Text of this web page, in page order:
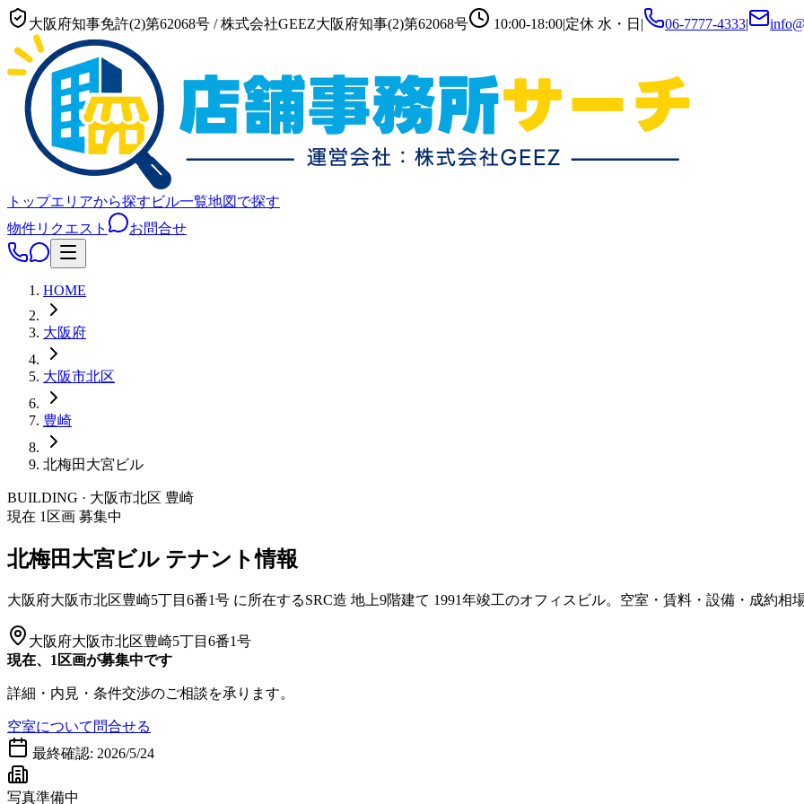
大阪府知事免許(2)第62068号 /株式会社GEEZ大阪府知事(2)第62068号 10:00-18:00|定休 水・日 | 06-7777-4333|
トップエリアから探す ビル一覧地図で探す
物件リクエスト
お問合せ
HOME
大阪府
大阪市北区
豊崎
北梅田大宮ビル
BUILDING · 大阪市北区 豊崎
現在 1 区画 募集中
北梅田大宮ビル テナント情報
大阪府大阪市北区豊崎5丁目6番1号 に所在するSRC造 地上9階建て 1991年竣工のオフィスビル。空室・賃料・設備・成約相
大阪府大阪市北区豊崎5丁目6番1号
現在、1区画が募集中です
詳細・内見・条件交渉のご相談を承ります。
空室について問合せる
最終確認: 2026/5/24
写真準備中